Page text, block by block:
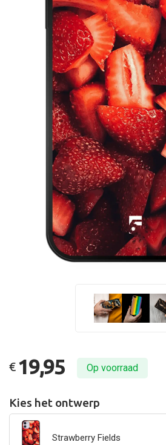
€ 19,95 Op voorraad
Kies het ontwerp
Strawberry Fields